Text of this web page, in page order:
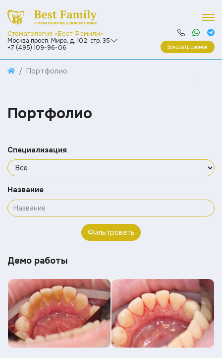
Стоматология «Бест Фэмили»
Москва просп. Мира, д. 102, стр. 35
+7 (495) 109-96-06
Заказать звонок
Портфолио
Портфолио
Специализация
Название
Фильтровать
Демо работы